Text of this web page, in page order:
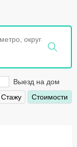
Выезд на дом
Стажу Стоимости